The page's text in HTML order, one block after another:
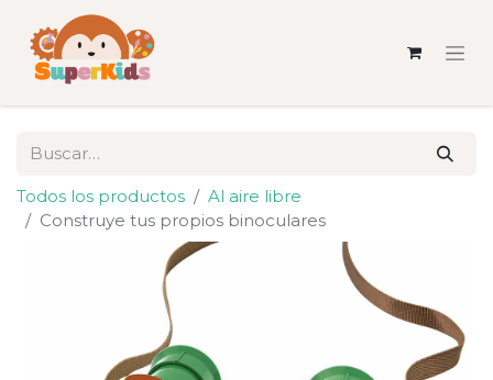
Todos los productos
Al aire libre
Construye tus propios binoculares